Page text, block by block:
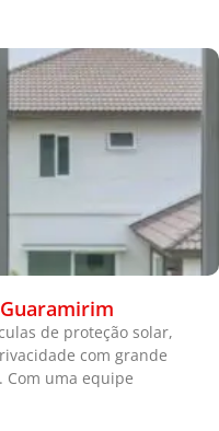
de proteção solar,
com grande
Com uma equipe